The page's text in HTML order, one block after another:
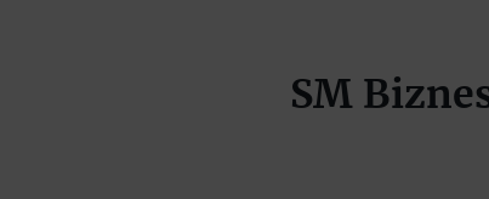
SM